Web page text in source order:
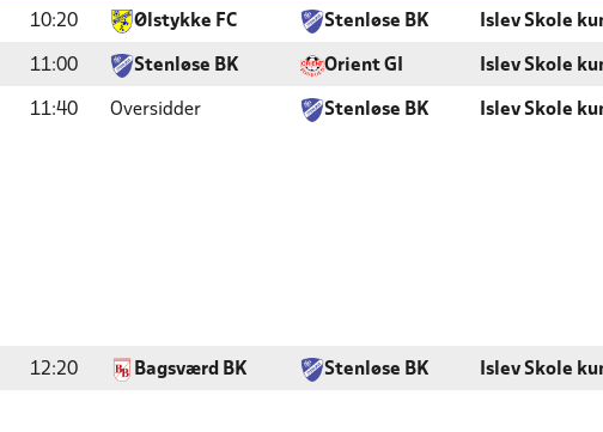
10:20 Ølstykke FC Stenløse BK Islev Skole
11:00 Stenløse BK Orient GI Islev Skole
11:40 Oversidder Stenløse BK Islev Skole
12:20 Bagsværd BK Stenløse BK Islev Skole